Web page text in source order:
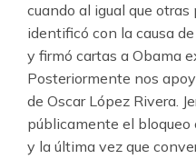
cuando al igual que
identificó con la causa
y firmó cartas a Obama
Posteriormente nos
de Oscar López Rivera.
públicamente el bloqueo
y la última vez que